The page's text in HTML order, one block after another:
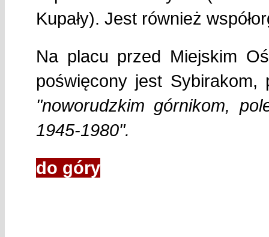
Kupały). Jest również
Na placu przed Miejskim
poświęcony jest Sybirakom,
"noworudzkim górnikom,
1945-1980".
do góry